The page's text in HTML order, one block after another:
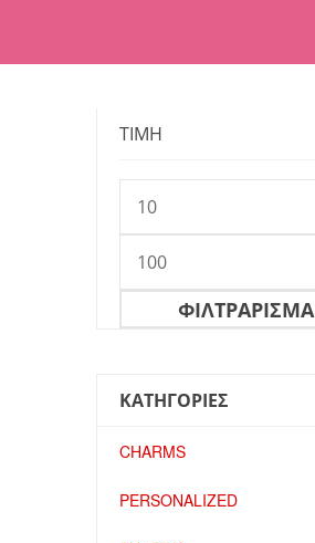
ΤΙΜΗ
τιμή
τιμή
ΦΙΛΤΡΆΡΙΣΜΑ
ΚΑΤΗΓΟΡΙΕΣ
CHARMS
PERSONALIZED